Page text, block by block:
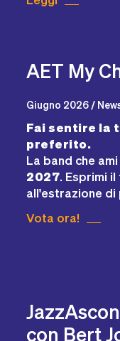
AET My
Giugno 2026 /
Fai sentire la
preferito.
La band che
2027. Esprimi
all'estrazione
Vota ora!
con Bert